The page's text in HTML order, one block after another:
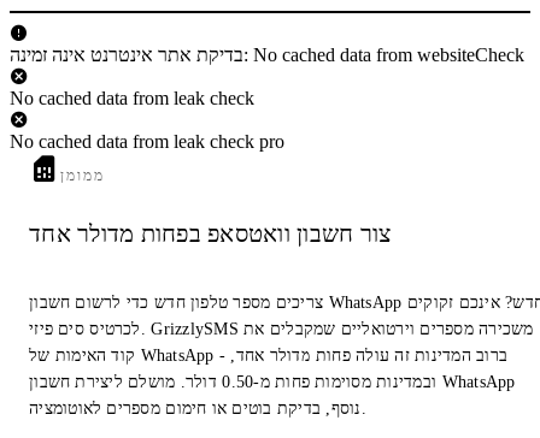
בדיקת אתר אינטרנט אינה זמינה: No cached data from websiteCheck
No cached data from leak check
No cached data from leak check pro
ממומן
צור חשבון וואטסאפ בפחות מדולר אחד
צריכים מספר טלפון חדש כדי לרשום חשבון WhatsApp חדש? אינכם זקוקים
לכרטיס סים פיזי. GrizzlySMS משכירה מספרים וירטואליים שמקבלים את
קוד האימות של WhatsApp - ברוב המדינות זה עולה פחות מדולר אחד,
ובמדינות מסוימות פחות מ-0.50 דולר. מושלם ליצירת חשבון WhatsApp
נוסף, בדיקת בוטים או חימום מספרים לאוטומציה.